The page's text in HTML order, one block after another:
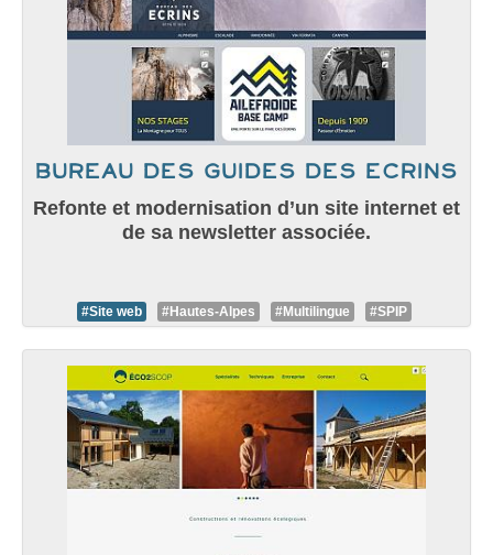
Bureau des guides des Ecrins
Refonte et modernisation d’un site internet et
de sa newsletter associée.
#Site web #Hautes-Alpes #Multilingue #SPIP